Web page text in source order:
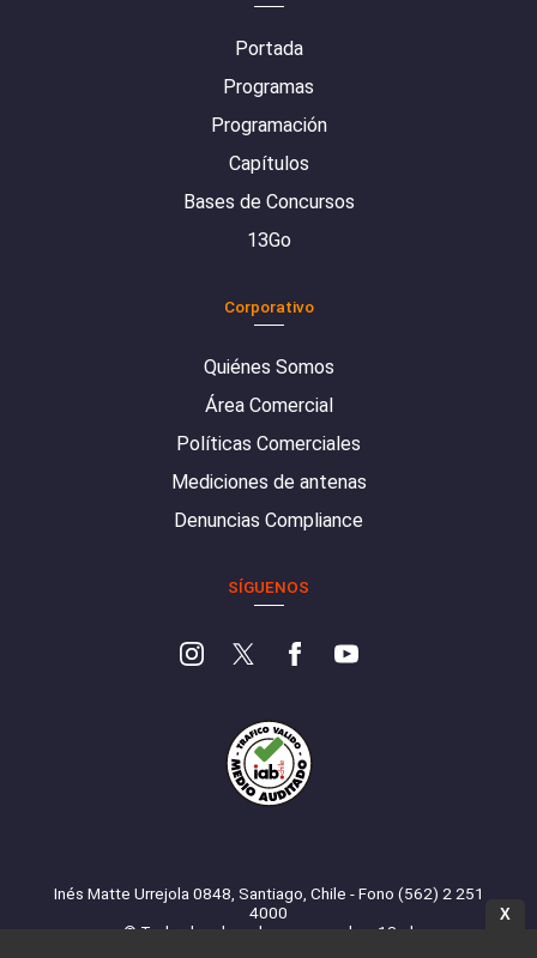
Portada
Programas
Programación
Capítulos
Bases de Concursos
13Go
Corporativo
Quiénes Somos
Área Comercial
Políticas Comerciales
Mediciones de antenas
Denuncias Compliance
SÍGUENOS
Inés Matte Urrejola 0848, Santiago, Chile - Fono (562) 2 251
4000
© Todos los derechos reservados. 13.cl
X